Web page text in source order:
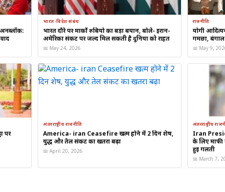
का पूरा लाभ उठाने के लिए भारत और यूरोपीय संघ के बीच मुक्त व्यापार
किए गए जो भारतीयों के लिए में काम करना
के दौरान, मेर्ज़ ने साबरमती आश्रम का दौरा किया और साबरमती रिवरफ्रंट
के साथ पतंग भी उड़ाई।
बड़े व्यापारिक प्रतिनिधिमंडल के साथ बेंगलुरु जाएंगे, जहाँ वे भारतीय और जर्मन
भारत-विदेश संबंध
भारत दौरे पर मार्को रुबियो का बड़ा बयान, बोले- ईरान-
अमेरिका संकट पर जल्द मिल सकती है दुनिया को राहत
📅 May 24, 2026
राजनीति
योगी
गमछा,
📅 May 9,
पर
अंतरराष्ट्रीय राजनीति
America- iran Ceasefire खत्म होने में 2 दिन शेष,
युद्ध और तेल संकट का खतरा बढ़ा
📅 April 20, 2026
अंतरराष्ट्रीय
Iran
के लिए
हुई गलती
📅 March 7,